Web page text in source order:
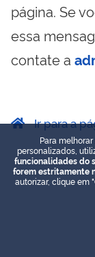
página. Se
essa
contate a
Ir para a
Para
personalizados,
funcionalidades do
forem estritamente
autorizar, clique em